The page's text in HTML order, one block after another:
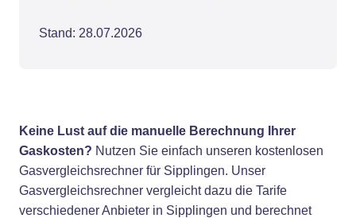
Stand: 28.07.2026
Keine Lust auf die manuelle Berechnung Ihrer
Gaskosten? Nutzen Sie einfach unseren kostenlosen
Gasvergleichsrechner für Sipplingen. Unser
Gasvergleichsrechner vergleicht dazu die Tarife
verschiedener Anbieter in Sipplingen und berechnet